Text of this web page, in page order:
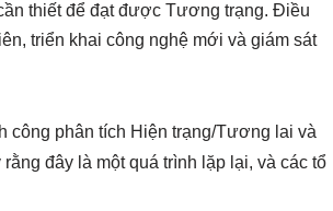
thiết để đạt được Tương trạng. Điều
triển khai công nghệ mới và giám sát
công phân tích Hiện trạng/Tương lai và
đây là một quá trình lặp lại, và các tổ